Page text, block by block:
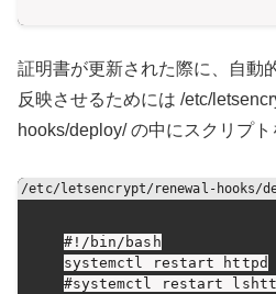
証明書が更新された際に、自動
反映させるためには /etc/
hooks/deploy/ の中にスクリプト
#!/bin/bash
systemctl restart httpd
#systemctl restart